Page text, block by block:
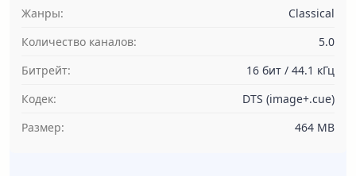
Жанры:
Classical
Количество каналов:
5.0
Битрейт:
16 бит / 44.1 кГц
Кодек:
DTS (image+.cue)
Размер:
464 MB